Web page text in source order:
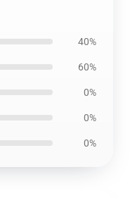
40%
60%
0%
0%
0%